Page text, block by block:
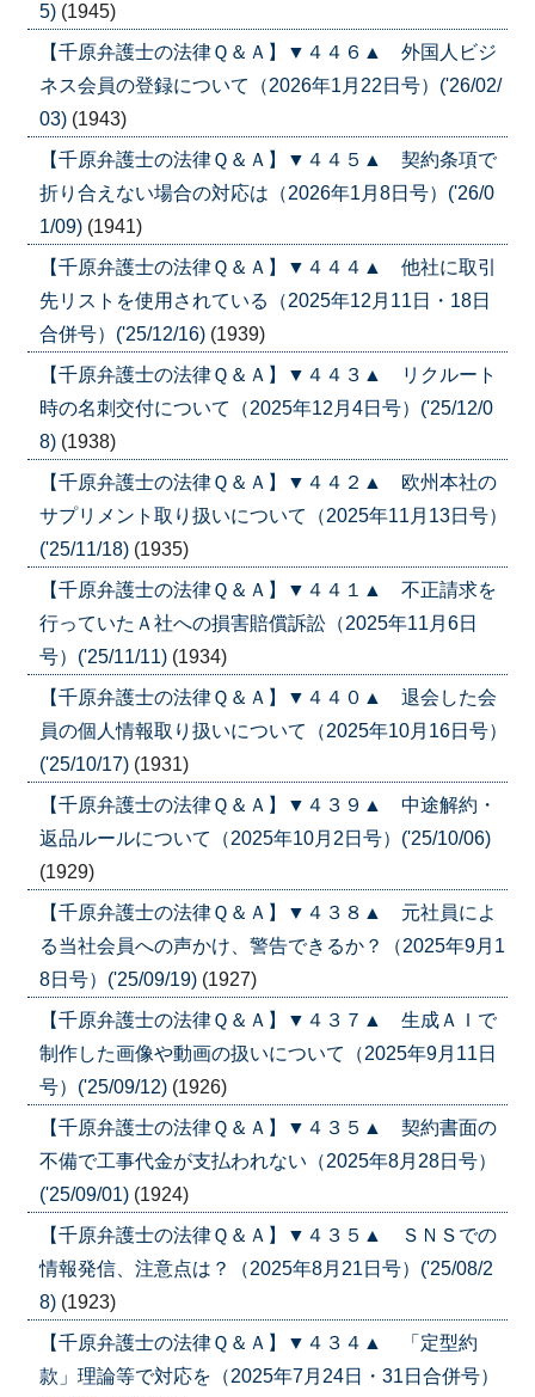
5) (1945)
【千原弁護士の法律Ｑ＆Ａ】▼４４６▲ 外国人ビジ
ネス会員の登録について（2026年1月22日号）('26/02/
03) (1943)
【千原弁護士の法律Ｑ＆Ａ】▼４４５▲ 契約条項で
折り合えない場合の対応は（2026年1月8日号）('26/0
1/09) (1941)
【千原弁護士の法律Ｑ＆Ａ】▼４４４▲ 他社に取引
先リストを使用されている（2025年12月11日・18日
合併号）('25/12/16) (1939)
【千原弁護士の法律Ｑ＆Ａ】▼４４３▲ リクルート
時の名刺交付について（2025年12月4日号）('25/12/0
8) (1938)
【千原弁護士の法律Ｑ＆Ａ】▼４４２▲ 欧州本社の
サプリメント取り扱いについて（2025年11月13日号）
('25/11/18) (1935)
【千原弁護士の法律Ｑ＆Ａ】▼４４１▲ 不正請求を
行っていたＡ社への損害賠償訴訟（2025年11月6日
号）('25/11/11) (1934)
【千原弁護士の法律Ｑ＆Ａ】▼４４０▲ 退会した会
員の個人情報取り扱いについて（2025年10月16日号）
('25/10/17) (1931)
【千原弁護士の法律Ｑ＆Ａ】▼４３９▲ 中途解約・
返品ルールについて（2025年10月2日号）('25/10/06)
(1929)
【千原弁護士の法律Ｑ＆Ａ】▼４３８▲ 元社員によ
る当社会員への声かけ、警告できるか？（2025年9月1
8日号）('25/09/19) (1927)
【千原弁護士の法律Ｑ＆Ａ】▼４３７▲ 生成ＡＩで
制作した画像や動画の扱いについて（2025年9月11日
号）('25/09/12) (1926)
【千原弁護士の法律Ｑ＆Ａ】▼４３５▲ 契約書面の
不備で工事代金が支払われない（2025年8月28日号）
('25/09/01) (1924)
【千原弁護士の法律Ｑ＆Ａ】▼４３５▲ ＳＮＳでの
情報発信、注意点は？（2025年8月21日号）('25/08/2
8) (1923)
【千原弁護士の法律Ｑ＆Ａ】▼４３４▲ 「定型約
款」理論等で対応を（2025年7月24日・31日合併号）